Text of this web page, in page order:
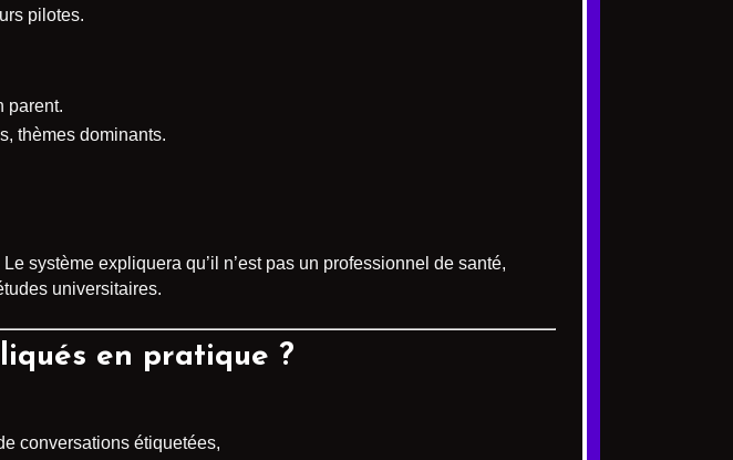
pilotes.
parent.
thèmes dominants.
système expliquera qu’il n’est pas un professionnel de santé,
universitaires.
en pratique ?
conversations étiquetées,